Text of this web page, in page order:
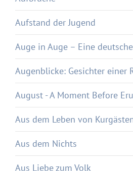
Aufstand der Jugend
Auge in Auge – Eine
Augenblicke: Gesichter einer
August - A Moment Before
Aus dem Leben von
Aus dem Nichts
Aus Liebe zum Volk